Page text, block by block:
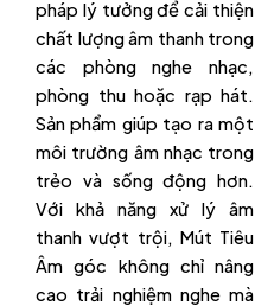
pháp lý tưởng để cải thiện
chất lượng âm thanh trong
các phòng nghe nhạc,
phòng thu hoặc rạp hát.
Sản phẩm giúp tạo ra một
môi trường âm nhạc trong
trẻo và sống động hơn.
Với khả năng xử lý âm
thanh vượt trội, Mút Tiêu
Âm góc không chỉ nâng
cao trải nghiệm nghe mà